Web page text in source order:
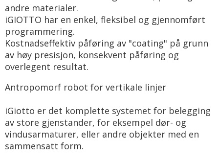
andre materialer.
iGIOTTO har en enkel, fleksibel og gjennomført
programmering.
Kostnadseffektiv påføring av "coating" på grunn
av høy presisjon, konsekvent påføring og
overlegent resultat.
Antropomorf robot for vertikale linjer
iGiotto er det komplette systemet for belegging
av store gjenstander, for eksempel dør- og
vindusarmaturer, eller andre objekter med en
sammensatt form.